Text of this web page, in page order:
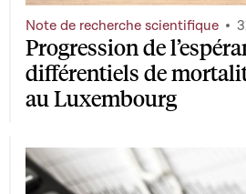
Progression de
différentiels de
au Luxembourg
Note de recherche scientifique